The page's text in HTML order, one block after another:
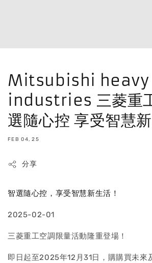
Mitsubishi heavy
industries 三菱重
選隨心控 享受智慧新
FEB 04, 25
分享
智選隨心控，享受智慧新生活！
2025-02-01
三菱重工空調限量活動隆重登場！
即日起至2025年12月31日，購購買未來